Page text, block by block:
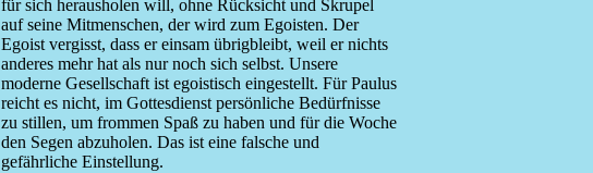
für sich herausholen will, ohne Rücksicht und Skrupel
auf seine Mitmenschen, der wird zum Egoisten. Der
Egoist vergisst, dass er einsam übrigbleibt, weil er nichts
anderes mehr hat als nur noch sich selbst. Unsere
moderne Gesellschaft ist egoistisch eingestellt. Für Paulus
reicht es nicht, im Gottesdienst persönliche Bedürfnisse
zu stillen, um frommen Spaß zu haben und für die Woche
den Segen abzuholen. Das ist eine falsche und
gefährliche Einstellung.